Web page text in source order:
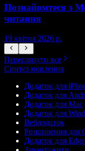
Познайомтеся з
читання
19 квітня 2026 р.
Переглянути все
Синтез мовлення
Додаток для
Додаток для
Додаток для Mac
Додаток для
Вебдодаток
Розширення для
Додаток для Edge